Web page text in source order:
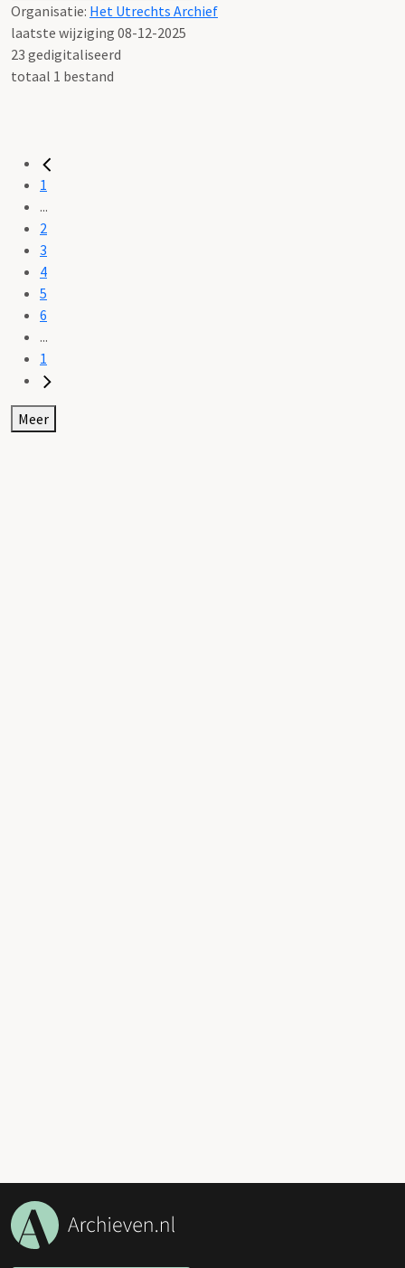
Organisatie: Het Utrechts Archief
laatste wijziging 08-12-2025
23 gedigitaliseerd
totaal 1 bestand
1
...
2
3
4
5
6
...
1
Meer